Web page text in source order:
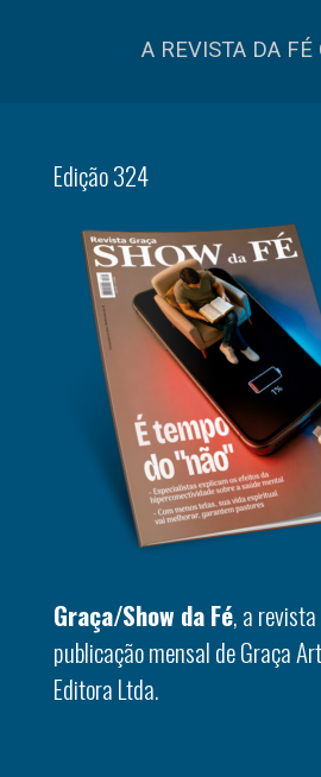
A REVISTA DA FÉ
Edição 324
Graça/Show da Fé, a
publicação mensal de Graça
Editora Ltda.